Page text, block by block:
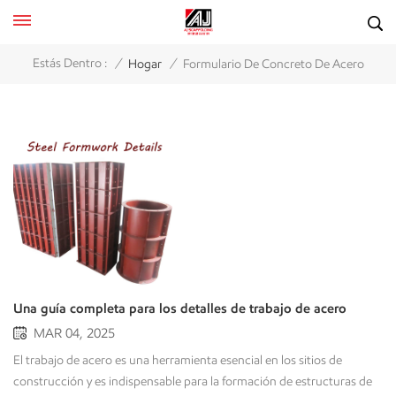
Estás Dentro : / Hogar / Formulario De Concreto De Acero
Una guía completa para los detalles de trabajo de acero
MAR 04, 2025
El trabajo de acero es una herramienta esencial en los sitios de
construcción y es indispensable para la formación de estructuras de